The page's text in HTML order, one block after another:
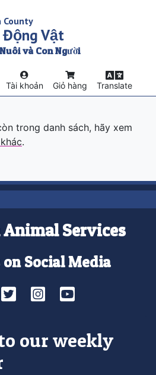
Động Vật
và Con Người
Tài khoản Giỏ hàng Translate
trong danh sách, hãy xem
.
Services
Social Media
TwitterInstagram
YouTube
our weekly